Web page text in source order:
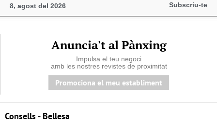
8, agost del 2026 Subscriu-te
Anuncia't al Pànxing
Impulsa el teu negoci
amb les nostres revistes de proximitat
Promociona el meu establiment
Consells - Bellesa